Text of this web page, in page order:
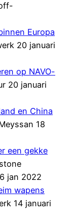
Europa
20 januari
op NAVO-
20 januari
en China
18
een gekke
jan 2022
wapens
14 januari